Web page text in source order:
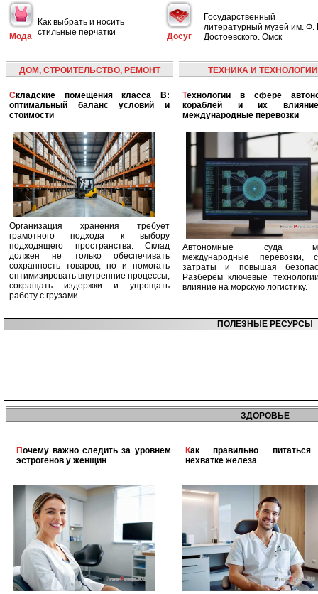
Мода
Как выбрать и носить
стильные перчатки
Досуг
Государственный
литературный музей им. Ф.
Достоевского. Омск
ДОМ, СТРОИТЕЛЬСТВО, РЕМОНТ
Складские помещения класса B:
оптимальный баланс условий и
стоимости
Организация хранения требует
грамотного подхода к выбору
подходящего пространства. Склад
должен не только обеспечивать
сохранность товаров, но и помогать
оптимизировать внутренние процессы,
сокращать издержки и упрощать
работу с грузами.
ТЕХНИКА И ТЕХНОЛОГИИ
Технологии в сфере автономных
кораблей и их
международные перевозки
Автономные суда
международные перевозки,
затраты и повышая
Разберём ключевые
влияние на морскую логистику.
ПОЛЕЗНЫЕ РЕСУРСЫ
ЗДОРОВЬЕ
Почему важно следить за уровнем
эстрогенов у женщин
Как правильно питаться при
нехватке железа